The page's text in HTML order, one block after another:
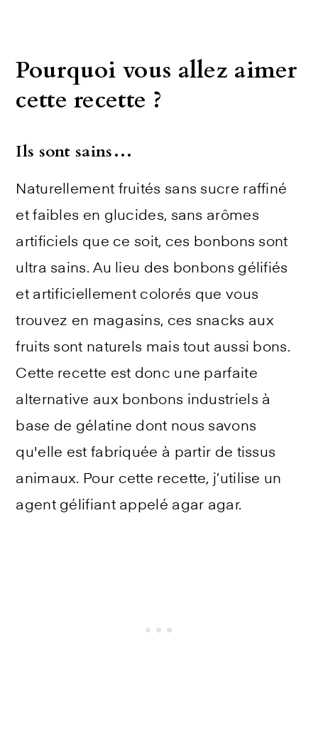
Pourquoi vous allez aimer
cette recette ?
Ils sont sains…
Naturellement fruités sans sucre raffiné
et faibles en glucides, sans arômes
artificiels que ce soit, ces bonbons sont
ultra sains. Au lieu des bonbons gélifiés
et artificiellement colorés que vous
trouvez en magasins, ces snacks aux
fruits sont naturels mais tout aussi bons.
Cette recette est donc une parfaite
alternative aux bonbons industriels à
base de gélatine dont nous savons
qu'elle est fabriquée à partir de tissus
animaux. Pour cette recette, j’utilise un
agent gélifiant appelé agar agar.